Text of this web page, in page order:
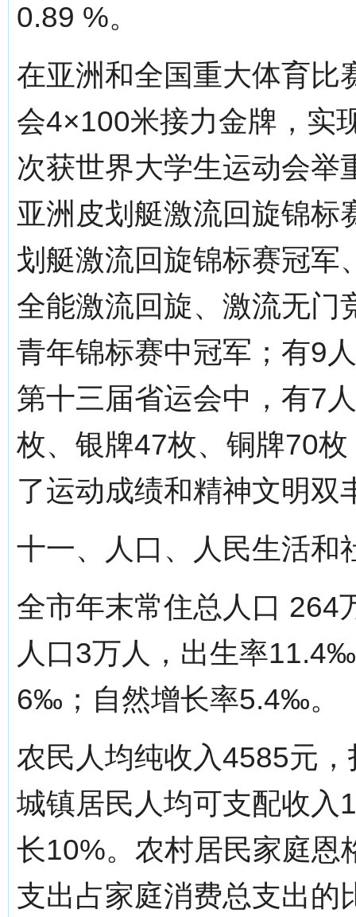
0.89 %。
在亚洲和全国重大体育比
会4×100米接力金牌，实
次获世界大学生运动会举
亚洲皮划艇激流回旋锦标
划艇激流回旋锦标赛冠军
全能激流回旋、激流无门
青年锦标赛中冠军；有9
第十三届省运会中，有7
枚、银牌47枚、铜牌70枚
了运动成绩和精神文明双
十一、人口、人民生活和
全市年末常住总人口 264
人口3万人，出生率
6‰；自然增长率5.4‰。
农民人均纯收入4585元
城镇居民人均可支配收入
长10%。农村居民家庭恩
支出占家庭消费总支出的